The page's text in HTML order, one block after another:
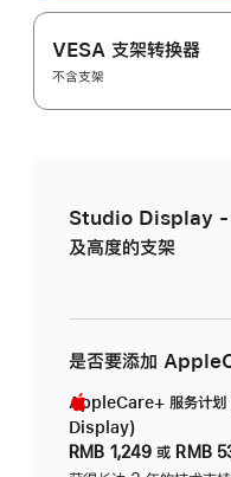
VESA 支架转换器
不含支架
Studio Display -
及高度的支架
是否要添加
AppleCare+ 服务计
Display)
RMB 1,249 或 RMB